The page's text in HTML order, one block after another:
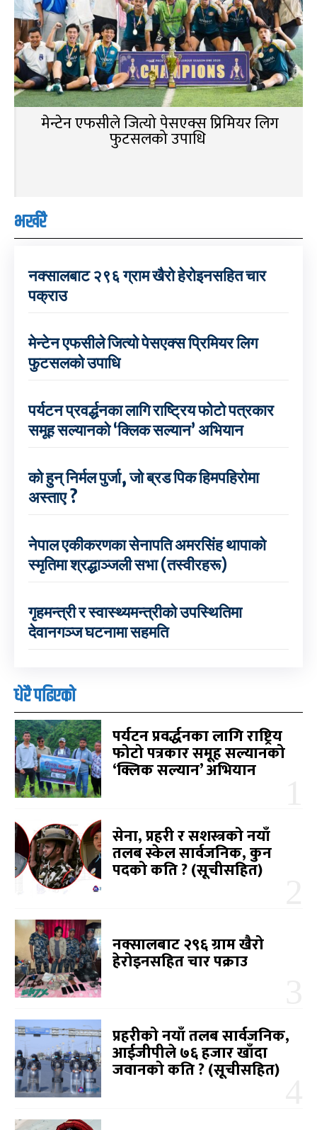
मेन्टेन एफसीले जित्यो पेसएक्स प्रिमियर लिग
फुटसलको उपाधि
भर्खरै
नक्सालबाट २९६ ग्राम खैरो हेरोइनसहित चार
पक्राउ
मेन्टेन एफसीले जित्यो पेसएक्स प्रिमियर लिग
फुटसलको उपाधि
पर्यटन प्रवर्द्धनका लागि राष्ट्रिय फोटो पत्रकार
समूह सल्यानको ‘क्लिक सल्यान’ अभियान
को हुन् निर्मल पुर्जा, जो ब्रड पिक हिमपहिरोमा
अस्ताए ?
नेपाल एकीकरणका सेनापति अमरसिंह थापाको
स्मृतिमा श्रद्धाञ्जली सभा (तस्वीरहरू)
गृहमन्त्री र स्वास्थ्यमन्त्रीको उपस्थितिमा
देवानगञ्ज घटनामा सहमति
धेरै पढिएको
पर्यटन प्रवर्द्धनका लागि राष्ट्रिय
फोटो पत्रकार समूह सल्यानको
‘क्लिक सल्यान’ अभियान
सेना, प्रहरी र सशस्त्रको नयाँ
तलब स्केल सार्वजनिक, कुन
पदको कति ? (सूचीसहित)
नक्सालबाट २९६ ग्राम खैरो
हेरोइनसहित चार पक्राउ
प्रहरीको नयाँ तलब सार्वजनिक,
आईजीपीले ७६ हजार खाँदा
जवानको कति ? (सूचीसहित)